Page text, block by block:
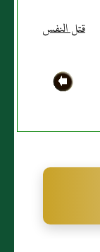
قتل النفس